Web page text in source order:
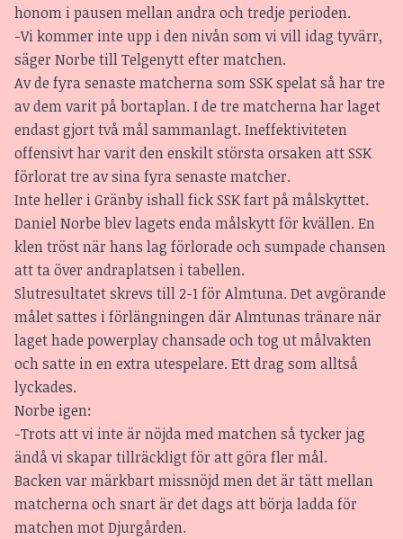
honom i pausen mellan andra och tredje perioden.
-Vi kommer inte upp i den nivån som vi vill idag tyvärr,
säger Norbe till Telgenytt efter matchen.
Av de fyra senaste matcherna som SSK spelat så har tre
av dem varit på bortaplan. I de tre matcherna har laget
endast gjort två mål sammanlagt. Ineffektiviteten
offensivt har varit den enskilt största orsaken att SSK
förlorat tre av sina fyra senaste matcher.
Inte heller i Gränby ishall fick SSK fart på målskyttet.
Daniel Norbe blev lagets enda målskytt för kvällen. En
klen tröst när hans lag förlorade och sumpade chansen
att ta över andraplatsen i tabellen.
Slutresultatet skrevs till 2-1 för Almtuna. Det avgörande
målet sattes i förlängningen där Almtunas tränare när
laget hade powerplay chansade och tog ut målvakten
och satte in en extra utespelare. Ett drag som alltså
lyckades.
Norbe igen:
-Trots att vi inte är nöjda med matchen så tycker jag
ändå vi skapar tillräckligt för att göra fler mål.
Backen var märkbart missnöjd men det är tätt mellan
matcherna och snart är det dags att börja ladda för
matchen mot Djurgården.